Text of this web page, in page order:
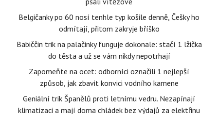
Belgičanky po 60 nosí tenhle typ košile denně, Češky ho
odmítají, přitom zakryje bříško
Babiččin trik na palačinky funguje dokonale: stačí 1 lžička
do těsta a už se vám nikdy nepotrhají
Zapomeňte na ocet: odborníci označili 1 nejlepší
způsob, jak zbavit konvici vodního kamene
Geniální trik Španělů proti letnímu vedru. Nezapínají
klimatizaci a mají doma chládek bez výdajů za elektřinu